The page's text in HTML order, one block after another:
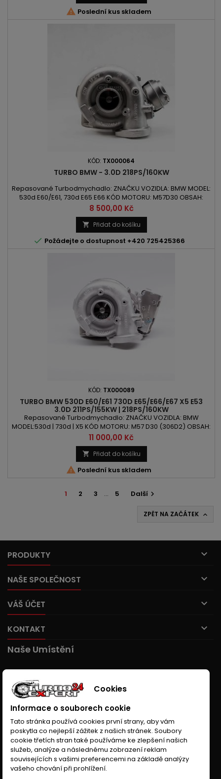
 Poslední kus skladem
KÓD: TX000064
TURBO BMW - 3.0D 218PS/160KW
Repasované Turbodmychadlo: ZNAČKU VOZIDLA: BMW MODEL:
530d E60/E61, 730d E65 E66 KÓD MOTORU: M57D30 OBSAH:
2993 ccm 3.0d VÝKON: 160kW/218PS ROK VÝROBY: 2002 -
Cena
8 500,00 Kč
 Přidat do košíku
 Požádejte o dostupnost +420 725425366
KÓD: TX000089
TURBO BMW 530D E60/E61 730D E65/E66/E67 X5 E53
3.0D 211PS/155KW | 218PS/160KW
Repasované Turbodmychadlo: ZNAČKU VOZIDLA: BMW
MODEL:530d | 730d | X5 KÓD MOTORU: M57 D30 (306D2) OBSAH:
2993ccm 3.0d VÝKON: 211PS/155kW | 218PS/160kW ROK VÝROBY:
2003 -
Cena
11 000,00 Kč
 Přidat do košíku
 Poslední kus skladem
1 2 3 … 5 Další
ZPĚT NA ZAČÁTEK 
PRODUKTY 
NAŠE SPOLEČNOST 
VÁŠ ÚČET 
KONTAKT 
Naše Umístění
Cookies
Informace o souborech cookie
Tato stránka používá cookies první strany, aby vám
poskytla co nejlepší zážitek z našich stránek. Soubory
cookie třetích stran také používáme ke zlepšení našich
služeb, analýze a následnému zobrazení reklam
souvisejících s vašimi preferencemi na základě analýzy
vašeho chování při prohlížení.